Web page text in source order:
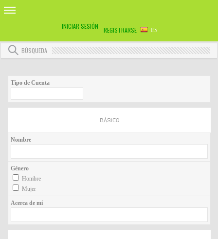
INICIAR SESIÓN REGISTRARSE ES
BÚSQUEDA
Tipo de Cuenta
BÁSICO
Nombre
Género
Hombre
Mujer
Acerca de mí